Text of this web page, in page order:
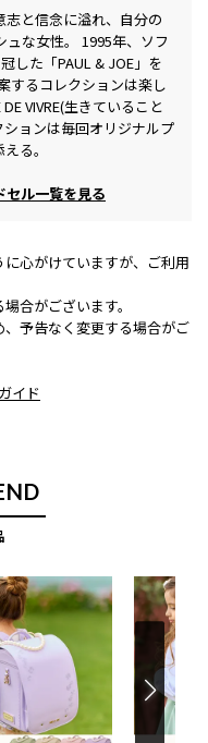
と信念に溢れ、自分の
な女性。 1995年、ソフ
した「PAUL & JOE」を
するコレクションは楽し
VIVRE(生きていること
ョンは毎回オリジナルプ
る。
ル一覧を見る
心がけていますが、ご利用
合がございます。
予告なく変更する場合がご
イド